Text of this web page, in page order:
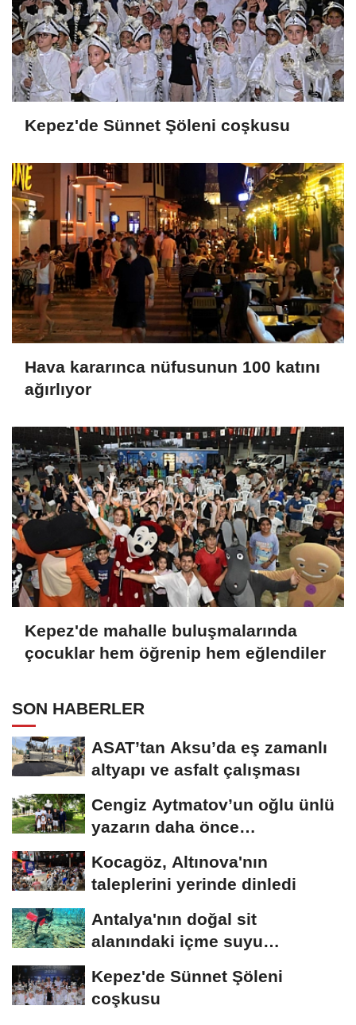
Kepez'de Sünnet Şöleni coşkusu
Hava kararınca nüfusunun 100 katını
ağırlıyor
Kepez'de mahalle buluşmalarında
çocuklar hem öğrenip hem eğlendiler
SON HABERLER
ASAT’tan Aksu’da eş zamanlı
altyapı ve asfalt çalışması
Cengiz Aytmatov’un oğlu ünlü
yazarın daha önce
Kocagöz, Altınova'nın
taleplerini yerinde dinledi
Antalya'nın doğal sit
alanındaki içme suyu
Kepez'de Sünnet Şöleni
coşkusu